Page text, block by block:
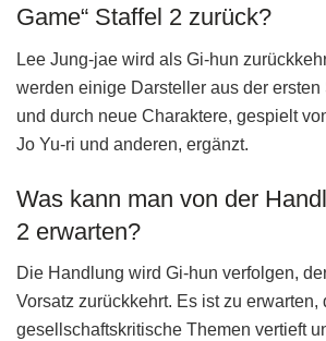
Game“ Staffel 2 zurück?
Lee Jung-jae wird als Gi-hun
werden einige Darsteller aus der ersten
und durch neue Charaktere, gespielt
Jo Yu-ri und anderen, ergänzt.
Was kann man von der
2 erwarten?
Die Handlung wird Gi-hun verfolgen,
Vorsatz zurückkehrt. Es ist zu erwarten,
gesellschaftskritische Themen vertieft